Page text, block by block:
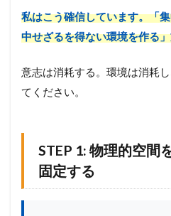
先
の
察
リ
ー
ス
私はこう確信しています。「
中せざるを得ない環境を作る
意志は消耗する。環境は消耗
てください。
STEP 1: 物理的空間
固定する